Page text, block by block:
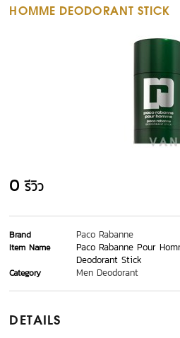
HOMME DEODORANT STICK
0 รีวิว
Brand Paco Rabanne
Item Name
Paco Rabanne Pour
Deodorant Stick
Category Men Deodorant
DETAILS